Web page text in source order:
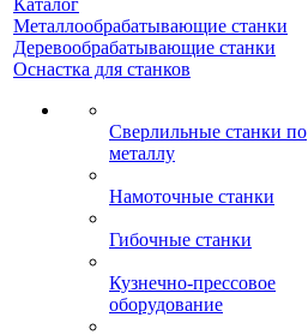
Каталог
Металлообрабатывающие станки
Деревообрабатывающие станки
Оснастка для станков
Сверлильные станки по
металлу
Намоточные станки
Гибочные станки
Кузнечно-прессовое
оборудование